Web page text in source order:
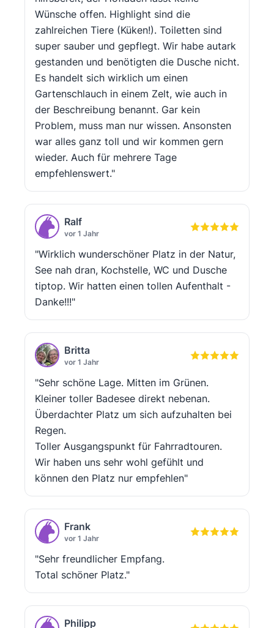
Wünsche offen. Highlight sind die
zahlreichen Tiere (Küken!). Toiletten sind
super sauber und gepflegt. Wir habe autark
gestanden und benötigten die Dusche nicht.
Es handelt sich wirklich um einen
Gartenschlauch in einem Zelt, wie auch in
der Beschreibung benannt. Gar kein
Problem, muss man nur wissen. Ansonsten
war alles ganz toll und wir kommen gern
wieder. Auch für mehrere Tage
empfehlenswert."
Ralf
vor 1 Jahr
"Wirklich wunderschöner Platz in der Natur,
See nah dran, Kochstelle, WC und Dusche
tiptop. Wir hatten einen tollen Aufenthalt -
Danke!!!"
Britta
vor 1 Jahr
"Sehr schöne Lage. Mitten im Grünen.
Kleiner toller Badesee direkt nebenan.
Überdachter Platz um sich aufzuhalten bei
Regen.
Toller Ausgangspunkt für Fahrradtouren.
Wir haben uns sehr wohl gefühlt und
können den Platz nur empfehlen"
Frank
vor 1 Jahr
"Sehr freundlicher Empfang.
Total schöner Platz."
Philipp